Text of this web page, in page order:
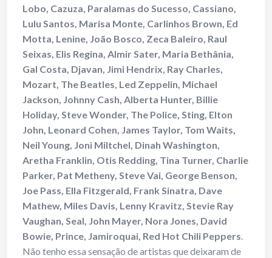
Lobo, Cazuza, Paralamas do Sucesso, Cassiano,
Lulu Santos, Marisa Monte, Carlinhos Brown, Ed
Motta, Lenine, João Bosco, Zeca Baleiro, Raul
Seixas, Elis Regina, Almir Sater, Maria Bethânia,
Gal Costa, Djavan, Jimi Hendrix, Ray Charles,
Mozart, The Beatles, Led Zeppelin, Michael
Jackson, Johnny Cash, Alberta Hunter, Billie
Holiday, Steve Wonder, The Police, Sting, Elton
John, Leonard Cohen, James Taylor, Tom Waits,
Neil Young, Joni Miltchel, Dinah Washington,
Aretha Franklin, Otis Redding, Tina Turner, Charlie
Parker, Pat Metheny, Steve Vai, George Benson,
Joe Pass, Ella Fitzgerald, Frank Sinatra, Dave
Mathew, Miles Davis, Lenny Kravitz, Stevie Ray
Vaughan, Seal, John Mayer, Nora Jones, David
Bowie, Prince, Jamiroquai, Red Hot Chili Peppers.
Não tenho essa sensação de artistas que deixaram de